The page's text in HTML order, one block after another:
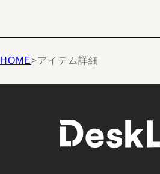
HOME>アイテム詳細